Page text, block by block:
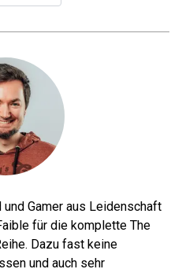
Gamer aus Leidenschaft
für die komplette The
Dazu fast keine
und auch sehr